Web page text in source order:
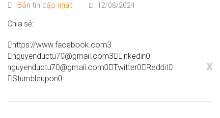
Bản tin cập nhật 12/08/2024
Chia sẻ:
https://www.facebook.com3
nguyenductu70@gmail.com3 Linkedin0
X
nguyenductu70@gmail.com0 Twitter0 Reddit0
Stumbleupon0